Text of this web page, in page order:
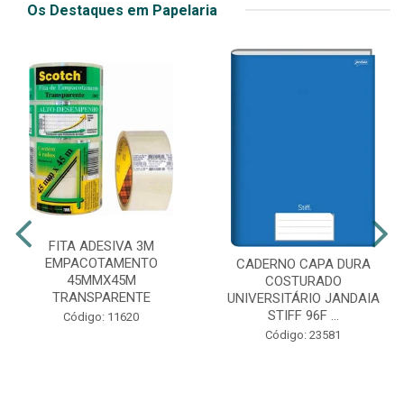
Os Destaques em Papelaria
FITA ADESIVA 3M
EMPACOTAMENTO
45MMX45M
TRANSPARENTE
Código: 11620
CADERNO CAPA DURA
COSTURADO
UNIVERSITÁRIO JANDAIA
STIFF 96F ...
Código: 23581